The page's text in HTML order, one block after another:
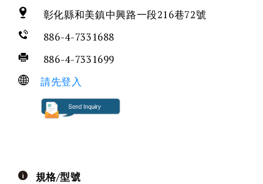
彰化縣和美鎮中興路一段216巷72號
886-4-7331688
886-4-7331699
請先登入
規格/型號